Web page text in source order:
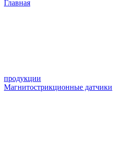
Главная
продукции
Магнитострикционные датчики